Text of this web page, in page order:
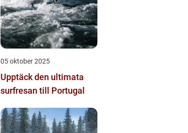
05 oktober 2025
Upptäck den ultimata
surfresan till Portugal